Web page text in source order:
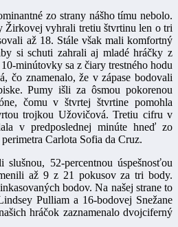
zo strany nášho tímu nebolo.
Žirkovej vyhrali tretiu štvrtinu len o tri
až 18. Stále však mali komfortný
si schuti zahrali aj mladé hráčky z
minútovky sa z čiary trestného hodu
čo znamenalo, že v zápase bodovali
Pumy išli za ôsmou pokorenou
čomu v štvrtej štvrtine pomohla
trojkou Užovičová. Tretiu cifru v
v predposlednej minúte hneď zo
Carlota Sofia da Cruz.
slušnou, 52-percentnou úspešnosťou
až 9 z 21 pokusov za tri body.
bodov. Na našej strane to
Pulliam a 16-bodovej Snežane
hráčok zaznamenalo dvojciferný